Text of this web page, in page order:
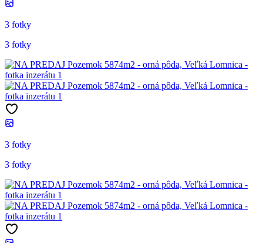
3 fotky
3 fotky
3 fotky
3 fotky